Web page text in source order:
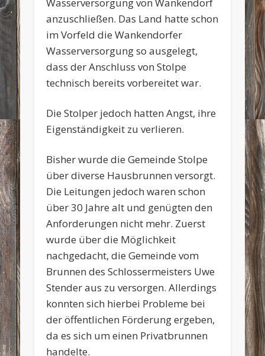
anzuschließen. Das Land hatte schon
im Vorfeld die Wankendorfer
Wasserversorgung so ausgelegt,
dass der Anschluss von Stolpe
technisch bereits vorbereitet war.
Die Stolper jedoch hatten Angst, ihre
Eigenständigkeit zu verlieren.
Bisher wurde die Gemeinde Stolpe
über diverse Hausbrunnen versorgt.
Die Leitungen jedoch waren schon
über 30 Jahre alt und genügten den
Anforderungen nicht mehr. Zuerst
wurde über die Möglichkeit
nachgedacht, die Gemeinde vom
Brunnen des Schlossermeisters Uwe
Stender aus zu versorgen. Allerdings
konnten sich hierbei Probleme bei
der öffentlichen Förderung ergeben,
da es sich um einen Privatbrunnen
handelte.